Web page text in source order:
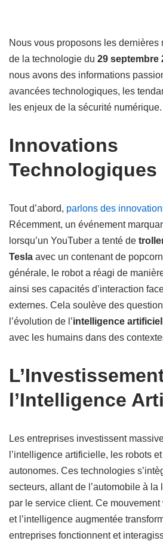
Nous vous proposons les dernières
de la technologie du 29 septembre
nous avons des informations
avancées technologiques, les
les enjeux de la sécurité numérique.
Innovations
Technologiques
Tout d’abord, parlons des
Récemment, un événement
lorsqu’un YouTuber a tenté de
Tesla avec un contenant de
générale, le robot a réagi de
ainsi ses capacités d’interaction
externes. Cela soulève des
l’évolution de l’intelligence
avec les humains dans des
l’Intelligence
Les entreprises investissent
l’intelligence artificielle, les robots
autonomes. Ces technologies
secteurs, allant de l’automobile à
par le service client. Ce mouvement
et l’intelligence augmentée
entreprises fonctionnent et